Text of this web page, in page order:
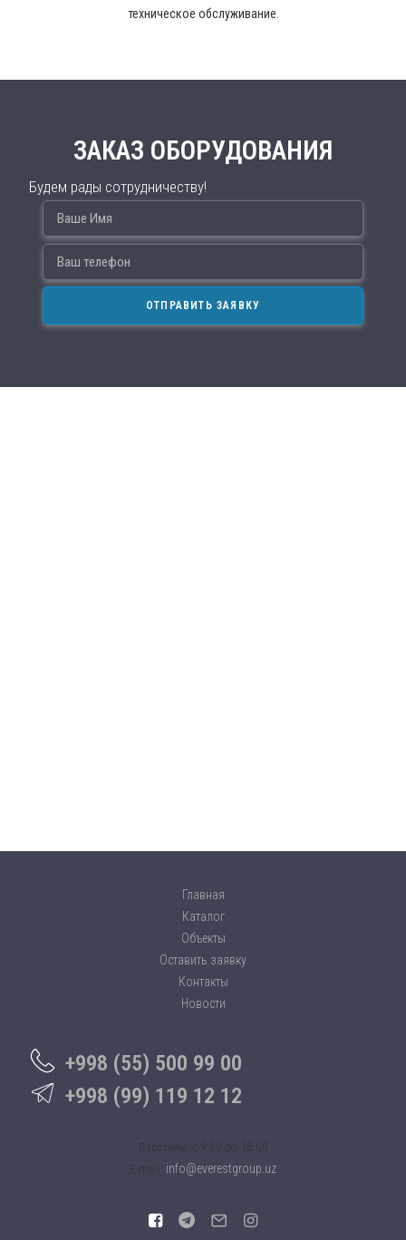
техническое обслуживание.
ЗАКАЗ ОБОРУДОВАНИЯ
Будем рады сотрудничеству!
Главная
Каталог
Объекты
Оставить заявку
Контакты
Новости
+998 (55) 500 99 00
+998 (99) 119 12 12
Работаем: c 9:00 до 18:00
E-mail: info@everestgroup.uz